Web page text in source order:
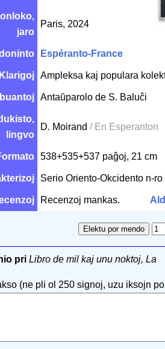
jaro
Paris, 2024
Espéranto-France
Klarigoj Ampleksa kaj populara
Antaŭparolo de S. Baluĉi
lingvo
D. Moirand / En Esperanton
538+535+537 paĝoj, 21 cm
Serio Oriento-Okcidento n-
Recenzoj mankas.
pri Libro de mil kaj unu noktoj, La
(ne pli ol 250 signoj, uzu iksojn